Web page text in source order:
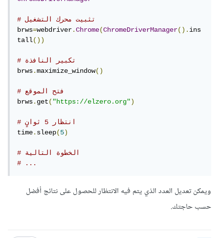
# تثبيت محرك التشغيل
brws=webdriver.Chrome(ChromeDriverManager().ins
tall())
# تكبير النافذة
brws.maximize_window()
# فتح الموقع
brws.get("https://elzero.org")
# انتظار 5 ثوانٍ
time.sleep(5)
# الخطوة التالية
# ...
ويمكن تعديل العدد الذي يتم فيه الانتظار للحصول على نتائج أفضل
حسب حاجتك.